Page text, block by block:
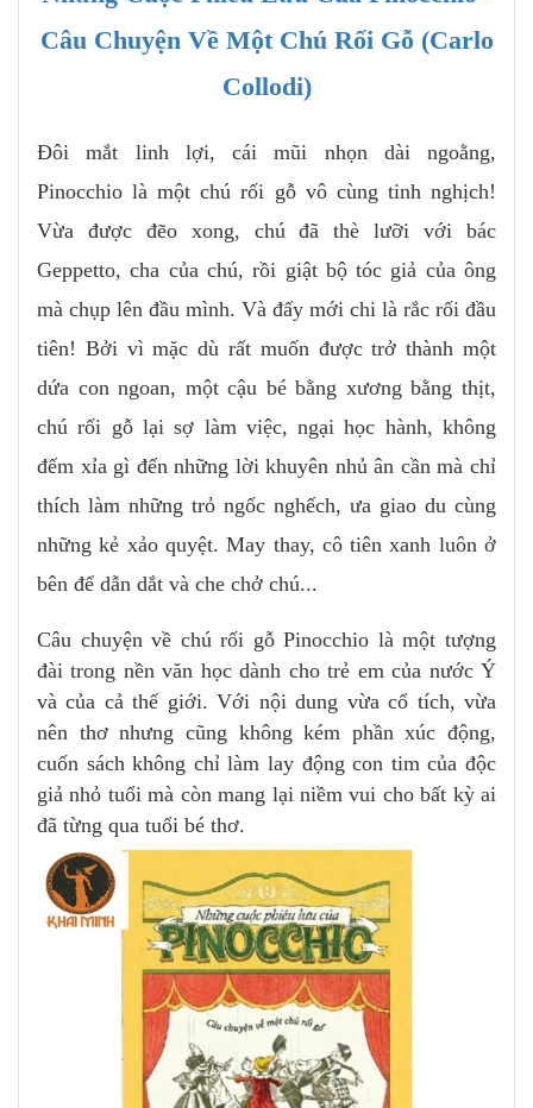
Câu Chuyện Về Một Chú Rối Gỗ (Carlo
Collodi)
Đôi mắt linh lợi, cái mũi nhọn dài ngoằng,
Pinocchio là một chú rối gỗ vô cùng tinh nghịch!
Vừa được đẽo xong, chú đã thè lưỡi với bác
Geppetto, cha của chú, rồi giật bộ tóc giả của ông
mà chụp lên đầu mình. Và đấy mới chi là rắc rối đầu
tiên! Bởi vì mặc dù rất muốn được trở thành một
dứa con ngoan, một cậu bé bằng xương bằng thịt,
chú rối gỗ lại sợ làm việc, ngại học hành, không
đếm xỉa gì đến những lời khuyên nhủ ân cần mà chỉ
thích làm những trỏ ngốc nghếch, ưa giao du cùng
những kẻ xảo quyệt. May thay, cô tiên xanh luôn ở
bên để dẫn dắt và che chở chú...
Câu chuyện về chú rối gỗ Pinocchio là một tượng
đài trong nền văn học dành cho trẻ em của nước Ý
và của cả thế giới. Với nội dung vừa cổ tích, vừa
nên thơ nhưng cũng không kém phần xúc động,
cuốn sách không chỉ làm lay động con tim của độc
giả nhỏ tuổi mà còn mang lại niềm vui cho bất kỳ ai
đã từng qua tuổi bé thơ.